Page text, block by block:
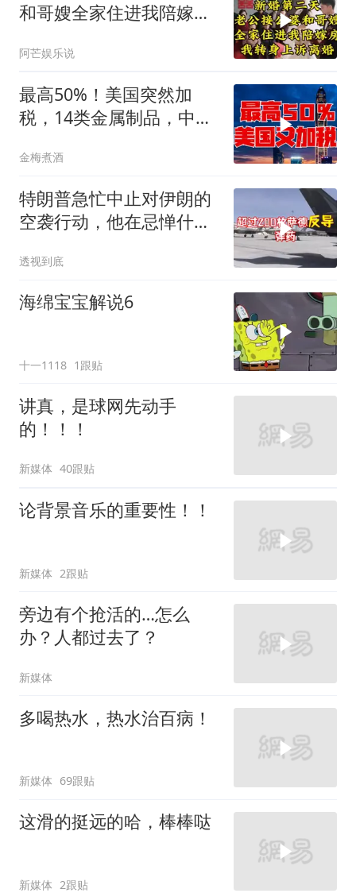
和哥嫂全家住进我陪嫁房
阿芒娱乐说
最高50%！美国突然加
税，14类金属制品，中国
金梅煮酒
特朗普急忙中止对伊朗的
空袭行动，他在忌惮什
透视到底
海绵宝宝解说6
十一1118 1跟贴
讲真，是球网先动手
的！！！
新媒体 40跟贴
论背景音乐的重要性！！
新媒体 2跟贴
旁边有个抢活的…怎么
办？人都过去了？
新媒体
多喝热水，热水治百病！
新媒体 69跟贴
这滑的挺远的哈，棒棒哒
新媒体 2跟贴